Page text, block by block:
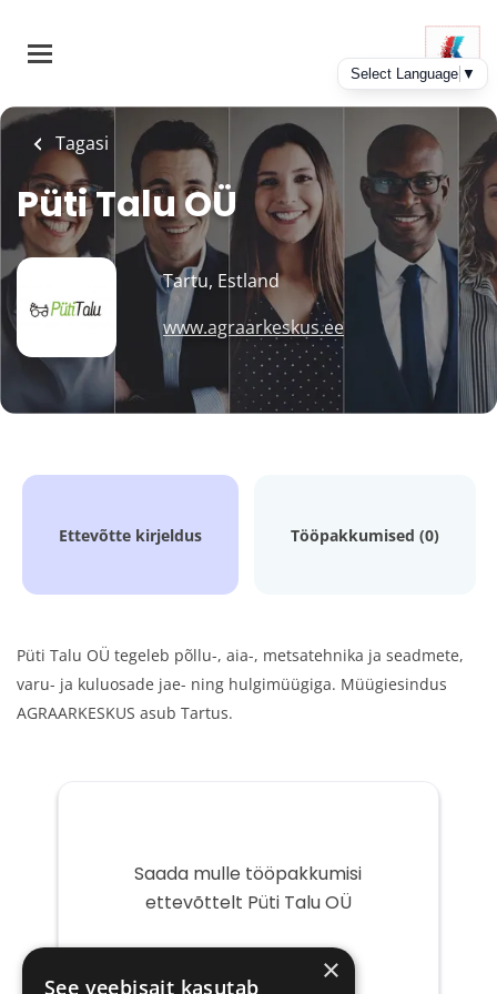
main
Tagasi
Püti Talu OÜ
Tartu, Estland
www.agraarkeskus.ee
Ettevõtte kirjeldus Tööpakkumised (0)
Püti Talu OÜ tegeleb põllu-, aia-, metsatehnika ja seadmete,
varu- ja kuluosade jae- ning hulgimüügiga. Müügiesindus
AGRAARKESKUS asub Tartus.
Saada mulle tööpakkumisi
ettevõttelt Püti Talu OÜ
post
×
See veebisait kasutab